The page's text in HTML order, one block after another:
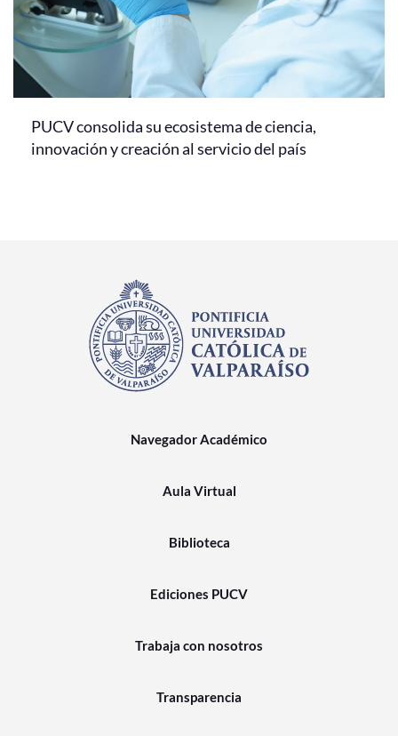
PUCV consolida su ecosistema de ciencia,
innovación y creación al servicio del país
Navegador Académico
Aula Virtual
Biblioteca
Ediciones PUCV
Trabaja con nosotros
Transparencia